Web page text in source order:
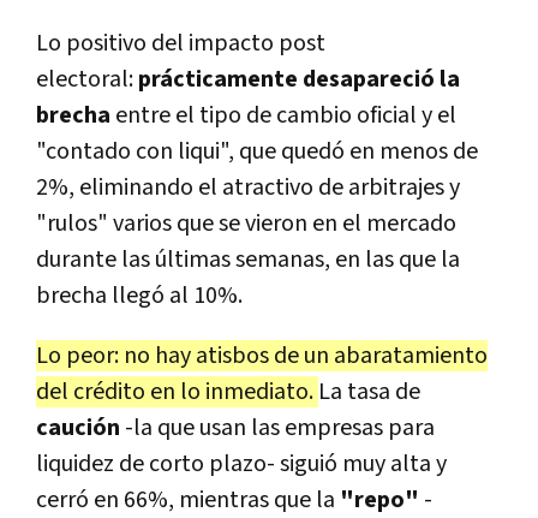
Lo positivo del impacto post
electoral:prácticamente desapareció la
brecha entre el tipo de cambio oficial y el
"contado con liqui", que quedó en menos de
2%, eliminando el atractivo de arbitrajes y
"rulos" varios que se vieron en el mercado
durante las últimas semanas, en las que la
brecha llegó al 10%.
Lo peor: no hay atisbos de un abaratamiento
del crédito en lo inmediato. La tasa de
caución -la que usan las empresas para
liquidez de corto plazo- siguió muy alta y
cerró en 66%, mientras que la "repo" -